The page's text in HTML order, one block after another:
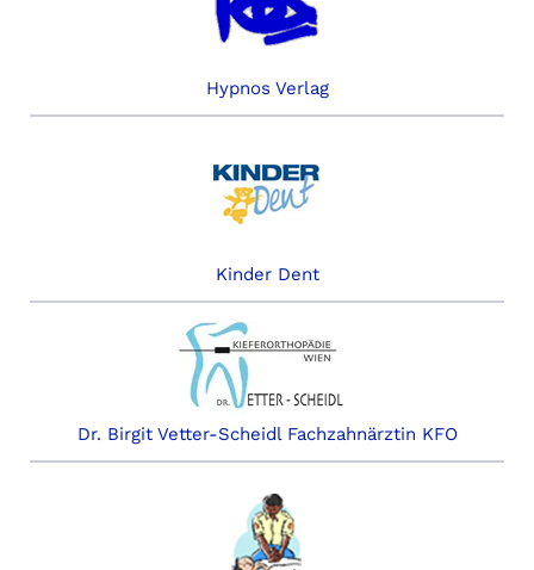
Hypnos Verlag
Kinder Dent
Dr. Birgit Vetter-Scheidl Fachzahnärztin KFO